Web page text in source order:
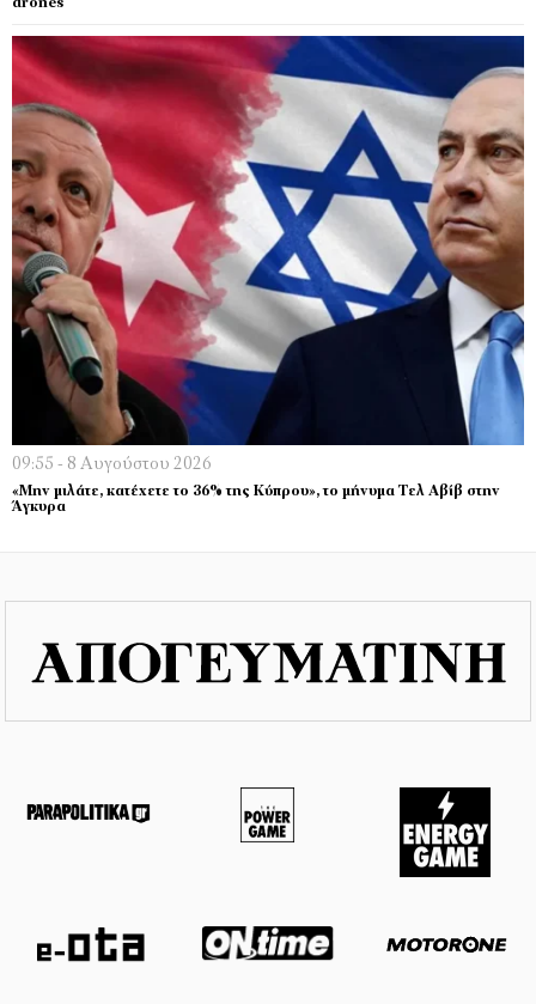
drones
09:55 - 8 Αυγούστου 2026
«Μην μιλάτε, κατέχετε το 36% της Κύπρου», το μήνυμα Τελ Αβίβ στην
Άγκυρα